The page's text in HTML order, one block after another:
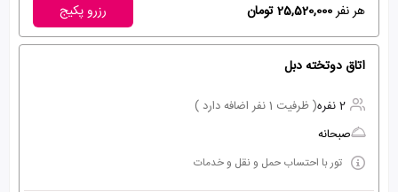
هر نفر25,520,000 تومان رزرو پکیج
اتاق دوتخته دبل
2 نفره
( ظرفیت 1 نفر اضافه دارد )
صبحانه
تور با احتساب حمل و نقل و خدمات